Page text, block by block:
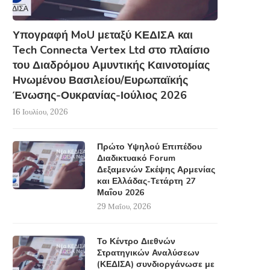
Υπογραφή MoU μεταξύ ΚΕΔΙΣΑ και
Tech Connecta Vertex Ltd στο πλαίσιο
του Διαδρόμου Αμυντικής Καινοτομίας
Ηνωμένου Βασιλείου/Ευρωπαϊκής
Ένωσης-Ουκρανίας-Ιούλιος 2026
16 Ιουλίου, 2026
Πρώτο Υψηλού Επιπέδου
Διαδικτυακό Forum
Δεξαμενών Σκέψης Αρμενίας
και Ελλάδας-Τετάρτη 27
Μαΐου 2026
29 Μαΐου, 2026
Το Κέντρο Διεθνών
Στρατηγικών Αναλύσεων
(ΚΕΔΙΣΑ) συνδιοργάνωσε με